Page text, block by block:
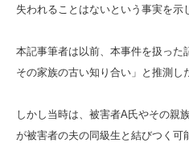
失われることはないという事実を示
本記事筆者は以前、本事件を扱った
その家族の古い知り合い」と推測し
しかし当時は、被害者A氏やその親
が被害者の夫の同級生と結びつく可